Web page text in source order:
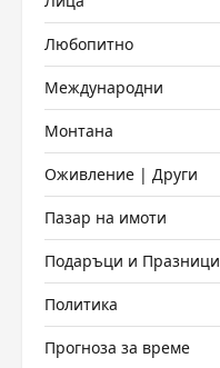
Любопитно
Международни
Монтана
Оживление | Други
Пазар на имоти
Подаръци и Празници
Политика
Прогноза за време